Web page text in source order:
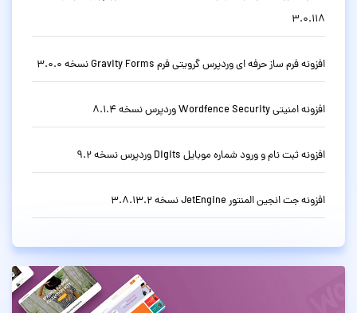
3.0.118
افزونه فرم ساز حرفه ای وردپرس گرویتی فرم Gravity Forms نسخه 3.0.0
افزونه امنیتی Wordfence Security وردپرس نسخه 8.1.4
افزونه ثبت نام و ورود شماره موبایل Digits وردپرس نسخه 9.2
افزونه جت انجین المنتور JetEngine نسخه 3.8.13.2